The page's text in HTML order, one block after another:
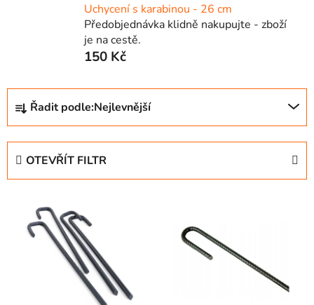
Uchycení s karabinou - 26 cm
Předobjednávka klidně nakupujte - zboží
je na cestě.
150 Kč
Ř
z
Řadit podle:Nejlevnější
OTEVŘÍT FILTR